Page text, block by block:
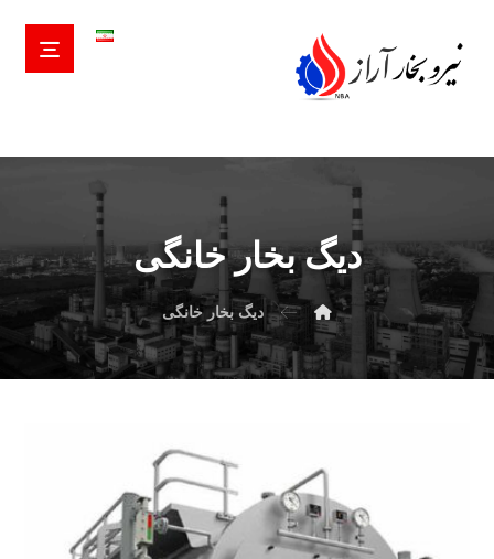
دیگ بخار خانگی
دیگ بخار خانگی